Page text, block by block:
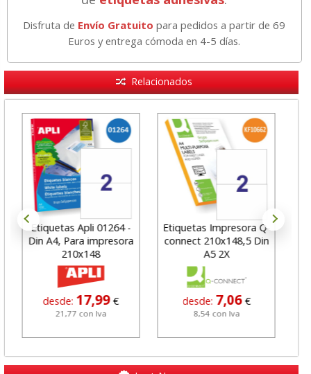
Disfruta de Envío Gratuito para pedidos a partir de 69
Euros y entrega cómoda en 4-5 días.
Relacionados
Etiquetas Apli 01264 -
Din A4, Para impresora
210x148
desde:17,99 €
21,77 con Iva
Etiquetas Impresora Q-
connect 210x148,5 Din
A5 2X
desde:7,06 €
8,54 con Iva